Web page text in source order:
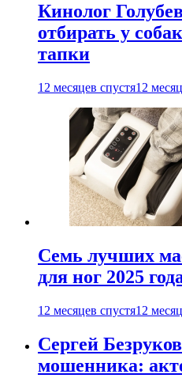
Кинолог
отбирать у
тапки
12 месяцев спустя12
Семь лучших
для ног 2025
12 месяцев спустя12
Сергей
мошенника: